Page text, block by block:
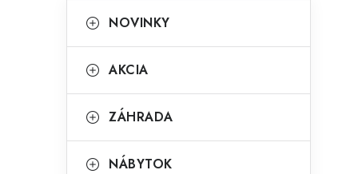
o
n
ý
kategórie
a
e
ó
NOVINKY
AKCIA
ZÁHRADA
NÁBYTOK